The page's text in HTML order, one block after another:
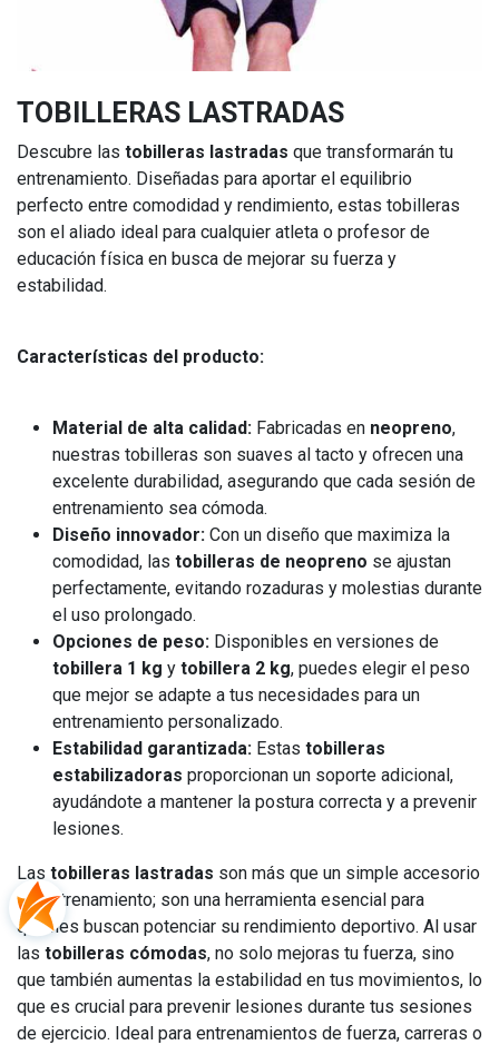
TOBILLERAS LASTRADAS
Descubre las tobilleras lastradas que transformarán tu
entrenamiento. Diseñadas para aportar el equilibrio
perfecto entre comodidad y rendimiento, estas tobilleras
son el aliado ideal para cualquier atleta o profesor de
educación física en busca de mejorar su fuerza y
estabilidad.
Características del producto:
Material de alta calidad: Fabricadas en neopreno,
nuestras tobilleras son suaves al tacto y ofrecen una
excelente durabilidad, asegurando que cada sesión de
entrenamiento sea cómoda.
Diseño innovador: Con un diseño que maximiza la
comodidad, las tobilleras de neopreno se ajustan
perfectamente, evitando rozaduras y molestias durante
el uso prolongado.
Opciones de peso: Disponibles en versiones de
tobillera 1 kg y tobillera 2 kg, puedes elegir el peso
que mejor se adapte a tus necesidades para un
entrenamiento personalizado.
Estabilidad garantizada: Estas tobilleras
estabilizadoras proporcionan un soporte adicional,
ayudándote a mantener la postura correcta y a prevenir
lesiones.
Las tobilleras lastradas son más que un simple accesorio
de entrenamiento; son una herramienta esencial para
quienes buscan potenciar su rendimiento deportivo. Al usar
las tobilleras cómodas, no solo mejoras tu fuerza, sino
que también aumentas la estabilidad en tus movimientos, lo
que es crucial para prevenir lesiones durante tus sesiones
de ejercicio. Ideal para entrenamientos de fuerza, carreras o